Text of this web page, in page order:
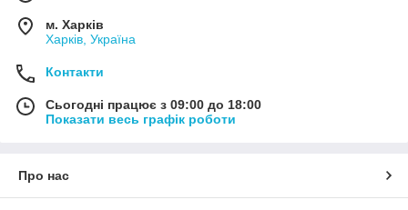
м. Харків
Харків, Україна
Контакти
Сьогодні працює з 09:00 до 18:00
Показати весь графік роботи
Про нас